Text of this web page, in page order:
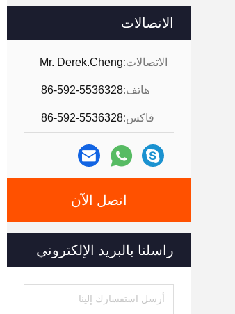
الاتصالات
الاتصالات:Mr. Derek.Cheng
هاتف:86-592-5536328
فاكس:86-592-5536328
اتصل الآن
راسلنا بالبريد الإلكتروني